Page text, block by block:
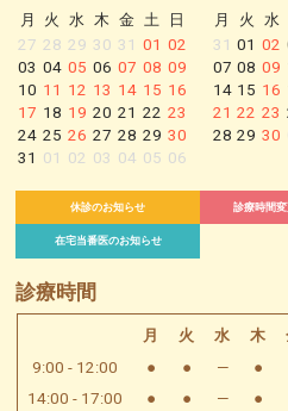
月
火 水 木 金 土
日
27 28 29 30 31 01 02
03 04 05 06 07 08 09
10 11 12 13 14 15 16
17 18 19 20 21 22 23
24 25 26 27 28 29 30
31 01 02 03 04 05 06
月
火 水
31 01 02
07 08 09
14 15 16
21 22 23
28 29 30
休診のお知らせ 診療時間
在宅当番医のお知らせ
診療時間
月 火 水 木
9:00 - 12:00
● ● — ●
14:00 - 17:00
● ● — ●